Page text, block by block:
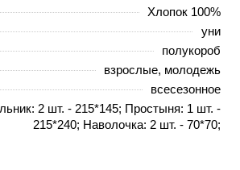
Хлопок 100%
уни
полукороб
взрослые, молодежь
всесезонное
2 шт. - 215*145; Простыня: 1 шт. -
215*240; Наволочка: 2 шт. - 70*70;